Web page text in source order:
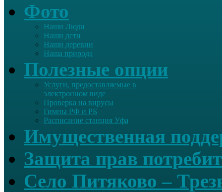
Фото
Наши Люди
Наши дети
Наши деревни
Наша природа
Полезные опции
Услуги, предоставляемые в
электронном виде
Проверка на вирусы
Гимны РФ и РБ
Расписание станция Уфа
Имущественная
Защита прав
Село Питяково –